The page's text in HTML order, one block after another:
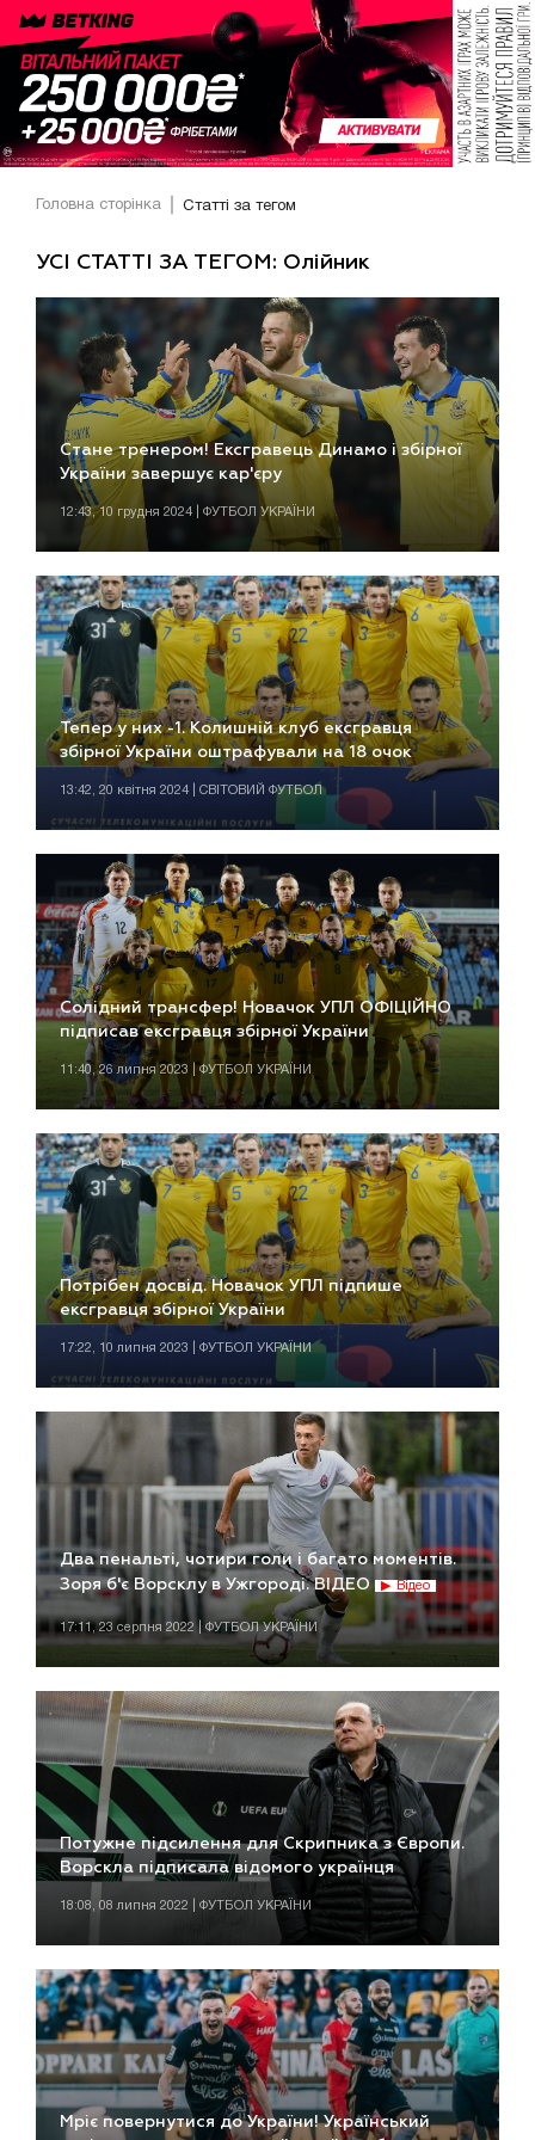
Головна сторінка Статті за тегом
УСІ СТАТТІ ЗА ТЕГОМ: Олійник
Стане тренером! Ексгравець Динамо і збірної
України завершує кар'єру
12:43, 10 грудня 2024 | ФУТБОЛ УКРАЇНИ
Тепер у них -1. Колишній клуб ексгравця
збірної України оштрафували на 18 очок
13:42, 20 квітня 2024 | СВІТОВИЙ ФУТБОЛ
Солідний трансфер! Новачок УПЛ ОФІЦІЙНО
підписав ексгравця збірної України
11:40, 26 липня 2023 | ФУТБОЛ УКРАЇНИ
Потрібен досвід. Новачок УПЛ підпише
ексгравця збірної України
17:22, 10 липня 2023 | ФУТБОЛ УКРАЇНИ
Два пенальті, чотири голи і багато моментів.
Зоря б'є Ворсклу в Ужгороді. ВІДЕО
Відео
17:11, 23 серпня 2022 | ФУТБОЛ УКРАЇНИ
Потужне підсилення для Скрипника з Європи.
Ворскла підписала відомого українця
18:08, 08 липня 2022 | ФУТБОЛ УКРАЇНИ
Мріє повернутися до України! Український